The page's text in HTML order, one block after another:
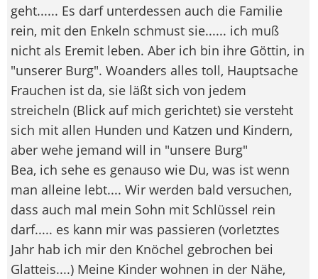
geht...... Es darf unterdessen auch die Familie
rein, mit den Enkeln schmust sie...... ich muß
nicht als Eremit leben. Aber ich bin ihre Göttin, in
"unserer Burg". Woanders alles toll, Hauptsache
Frauchen ist da, sie läßt sich von jedem
streicheln (Blick auf mich gerichtet) sie versteht
sich mit allen Hunden und Katzen und Kindern,
aber wehe jemand will in "unsere Burg"
Bea, ich sehe es genauso wie Du, was ist wenn
man alleine lebt.... Wir werden bald versuchen,
dass auch mal mein Sohn mit Schlüssel rein
darf..... es kann mir was passieren (vorletztes
Jahr hab ich mir den Knöchel gebrochen bei
Glatteis....) Meine Kinder wohnen in der Nähe,